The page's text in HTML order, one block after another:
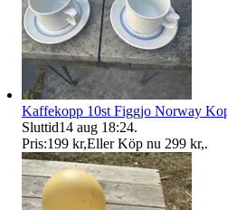
Kaffekopp 10st Figgjo Norway
Sluttid14 aug 18:24.
Pris:199 kr,Eller Köp nu 299 kr,.